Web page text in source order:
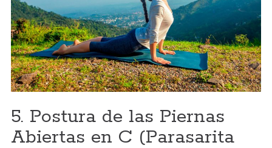
5. Postura de las Piernas
Abiertas en C (Parasarita